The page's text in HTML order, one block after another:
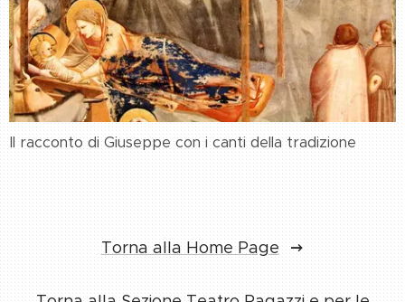
Il racconto di Giuseppe con i canti della tradizione
Torna alla Home Page